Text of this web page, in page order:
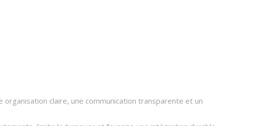
claire, une communication transparente et un